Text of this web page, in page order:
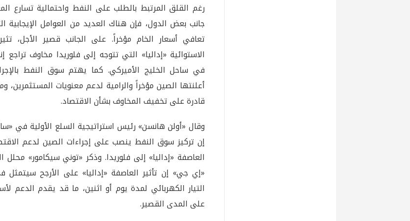
رغم القلق المرتبط بالطلب على النفط واحتمالية تسارع
جانب بعض الدول، فإن هناك العديد من العوامل الإيجابية
تعافي أسعار الخام مؤخراً. على الجانب قصير الأجل،
الاستوائية «إداليا» التي تتوجه إلى فلوريدا مخاوف تراجع
في ساحل الخليج الأميركي. كما يهتم سوق النفط
أعلنتها الصين مؤخراً والرامية لدعم معنويات المستثمرين،
قادرة على تخفيف المخاوف بشأن الاقتصاد.
وقال «أولن هانسن» رئيس استراتيجية السلع الأولية في
إن تركيز سوق النفط ينصب على إجراءات الصين لدعم
العاصفة «إداليا» إلى فلوريدا. وذكر «توني سيكامور»
«إي جي» إن تأثير العاصفة «إداليا» على الأرجح سيتمثل
التيار الكهربائي لمدة يوم أو اثنين، ما قد يقدم الدعم
على المدى القصير.